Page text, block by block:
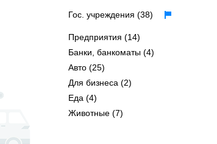
Гос. учреждения (38)
Предприятия (14)
Банки, банкоматы (4)
Авто (25)
Для бизнеса (2)
Еда (4)
Животные (7)